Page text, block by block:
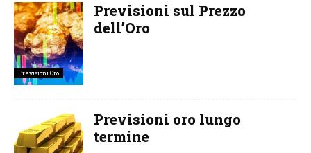
Previsioni Oro
Previsioni sul Prezzo
dell’Oro
Previsioni oro lungo
termine